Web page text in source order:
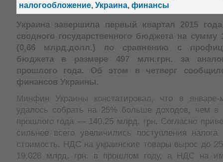
налогообложение, Украина, финансы
Украина завершила первый квартал 2015
сводного государственного бюджета на сумму
(0,66 млрд.долл.) по сравнению с
бюджета в размере 497 млн.грн. за
прошлого года. Об этом в четверг
финансов Украины.
Минфин Украины констатировал, что в январе-
удалось собрать на 25% больше доходов, чем в
прошлого года — 140,25 млрд. грн. Согласно
сильнее всего увеличились поступления
стоимость. НДС на украинские товары вырос до
19,028 млрд. грн. в прошлом году, а НДС на